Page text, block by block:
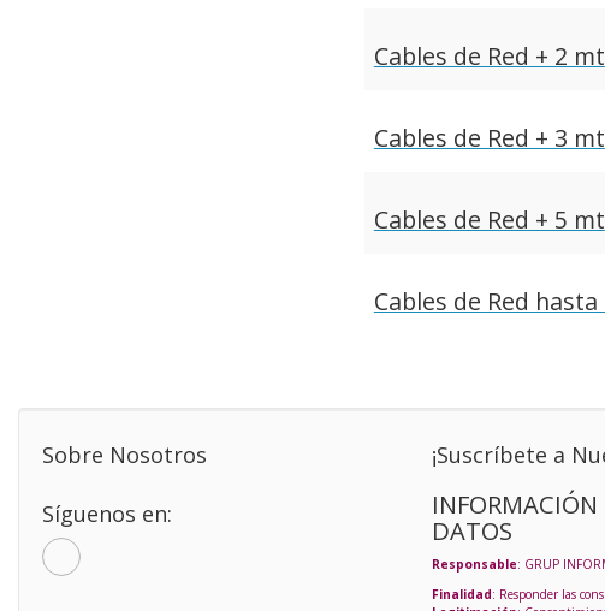
Cables de Red + 2 mt
Cables de Red + 3 mt
Cables de Red + 5 mt
Cables de Red
Sobre Nosotros
Síguenos en:
¡Suscríbete a
INFORMACIÓN
DATOS
Responsable: GRUP
Finalidad: Responder las